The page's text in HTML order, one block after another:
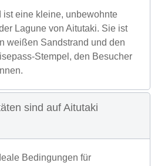
ist eine kleine, unbewohnte
Lagune von Aitutaki. Sie ist
weißen Sandstrand und den
Stempel, den Besucher
sind auf Aitutaki
Bedingungen für